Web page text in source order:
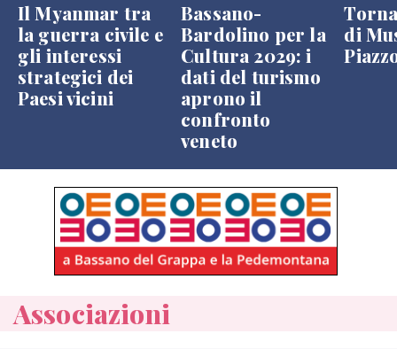
Il Myanmar tra
la guerra civile e
gli interessi
strategici dei
Paesi vicini
Bassano-
Bardolino per la
Cultura 2029: i
dati del turismo
aprono il
confronto
veneto
di
Associazioni